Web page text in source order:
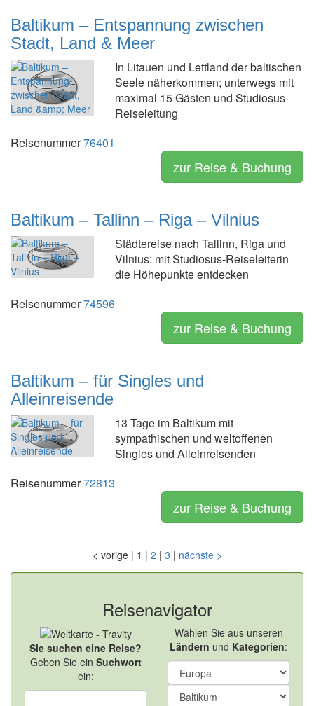
Baltikum – Entspannung zwischen
Stadt, Land & Meer
In Litauen und Lettland der baltischen
Seele näherkommen; unterwegs mit
maximal 15 Gästen und Studiosus-
Reiseleitung
Reisenummer76401
zur Reise & Buchung
Baltikum – Tallinn – Riga – Vilnius
Städtereise nach Tallinn, Riga und
Vilnius: mit Studiosus-Reiseleiterin
die Höhepunkte entdecken
Reisenummer74596
zur Reise & Buchung
Baltikum – für Singles und
Alleinreisende
13 Tage im Baltikum mit
sympathischen und weltoffenen
Singles und Alleinreisenden
Reisenummer72813
zur Reise & Buchung
< vorige | 1 | 2 | 3 | nächste >
Reisenavigator
Sie suchen eine Reise?
Geben Sie ein Suchwort
ein:
Wählen Sie aus unseren
Ländern und Kategorien: